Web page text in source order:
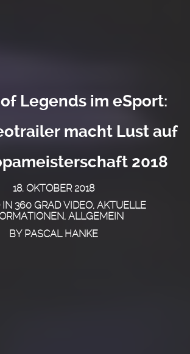
Legends im eSport:
macht Lust auf
2018
18. OKTOBER 2018
IN 360 GRAD VIDEO, AKTUELLE
, ALLGEMEIN
BY PASCAL HANKE